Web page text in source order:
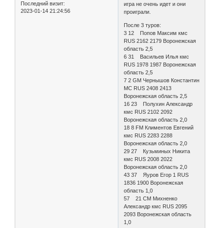
Последний визит:
2023-01-14 21:24:56
игра не очень идет и они
проиграли.
После 3 туров:
3 12 Попов Максим кмс
RUS 2162 2179 Воронежская
область 2,5
6 31 Васильев Илья кмс
RUS 1978 1987 Воронежская
область 2,5
7 2 GM Чернышов Константин
МС RUS 2408 2413
Воронежская область 2,5
16 23 Полухин Александр
кмс RUS 2102 2092
Воронежская область 2,0
18 8 FM Климентов Евгений
кмс RUS 2283 2288
Воронежская область 2,0
29 27 Кузьминых Никита
кмс RUS 2008 2022
Воронежская область 2,0
43 37 Яуров Егор 1 RUS
1836 1900 Воронежская
область 1,0
57 21 CM Михненко
Александр кмс RUS 2095
2093 Воронежская область
1,0